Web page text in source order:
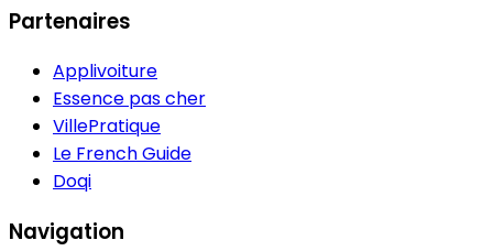
Partenaires
Applivoiture
Essence pas cher
VillePratique
Le French Guide
Doqi
Navigation